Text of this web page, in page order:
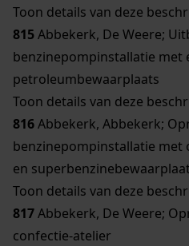
Toon details van deze
815Abbekerk, De Weere;
benzinepompinstallatie met
petroleumbewaarplaats
Toon details van deze
816Abbekerk, Abbekerk;
benzinepompinstallatie met
en
Toon details van deze
817Abbekerk, De Weere;
confectie-atelier